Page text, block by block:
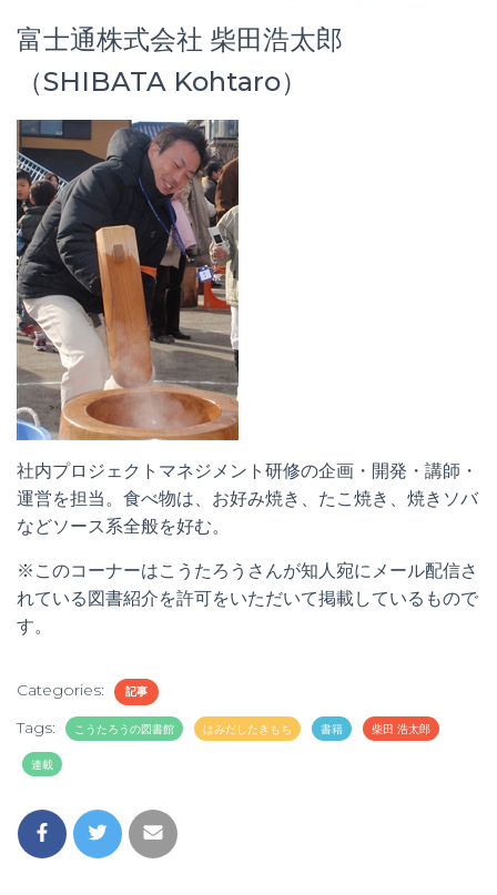
富士通株式会社 柴田浩太郎
（SHIBATA Kohtaro）
社内プロジェクトマネジメント研修の企画・開発・講師・
運営を担当。食べ物は、お好み焼き、たこ焼き、焼きソバ
などソース系全般を好む。
※このコーナーはこうたろうさんが知人宛にメール配信さ
れている図書紹介を許可をいただいて掲載しているもので
す。
Categories: 記事
Tags: こうたろうの図書館 はみだしたきもち 書籍 柴田 浩太郎
連載